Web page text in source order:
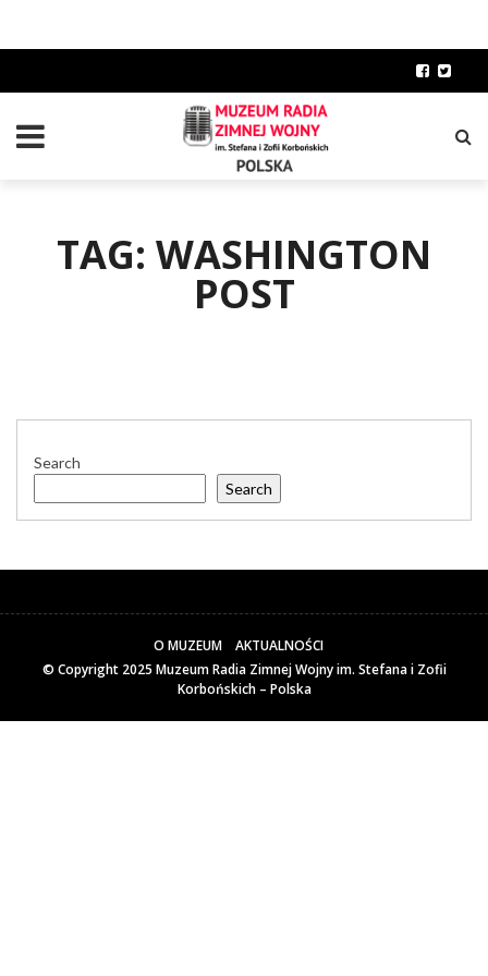
TAG: WASHINGTON
POST
Search
Search
O MUZEUM
AKTUALNOŚCI
© Copyright 2025 Muzeum Radia Zimnej Wojny im. Stefana i Zofii
Korbońskich – Polska